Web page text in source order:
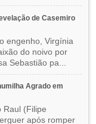
de Casemiro
engenho, Virgínia
do noivo por
Sebastião pa...
Agrado em
Raul (Filipe
após romper